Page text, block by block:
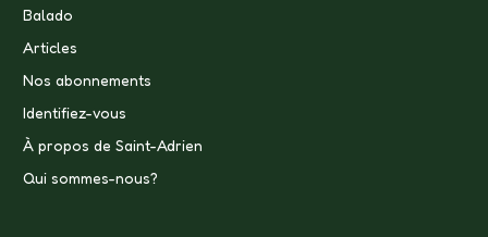
Balado
Articles
Nos abonnements
Identifiez-vous
À propos de Saint-Adrien
Qui sommes-nous?